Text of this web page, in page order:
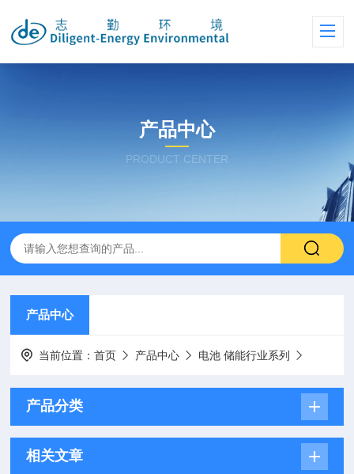
产品中心
PRODUCT CENTER
产品中心
当前位置：首页 产品中心 电池 储能行业系列
产品分类
相关文章